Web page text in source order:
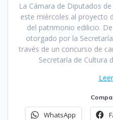
La Cámara de Diputados
este miércoles al proyecto
del patrimonio edilicio.
otorgado por la
través de un concurso de
Secretaría de Cultura
WhatsApp